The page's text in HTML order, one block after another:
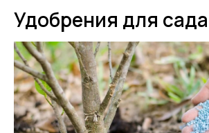
Удобрения для сада